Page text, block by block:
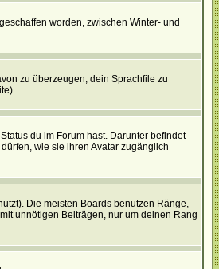
worden, zwischen Winter- und
zu überzeugen, dein Sprachfile zu
du im Forum hast. Darunter befindet
wie sie ihren Avatar zugänglich
Die meisten Boards benutzen Ränge,
unnötigen Beiträgen, nur um deinen Rang